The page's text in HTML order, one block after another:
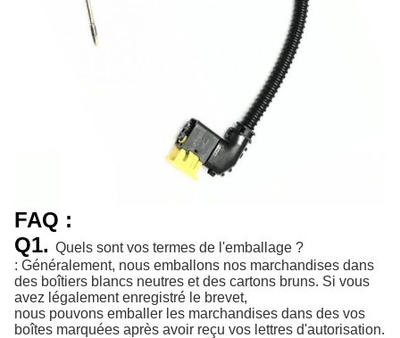
FAQ :
Q1. Quels sont vos termes de l'emballage ?
: Généralement, nous emballons nos marchandises dans
des boîtiers blancs neutres et des cartons bruns. Si vous
avez légalement enregistré le brevet,
nous pouvons emballer les marchandises dans des vos
boîtes marquées après avoir reçu vos lettres d'autorisation.